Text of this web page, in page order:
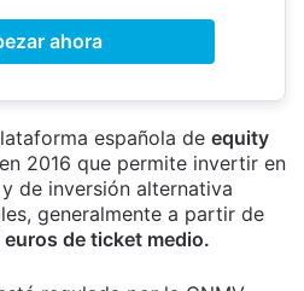
ahora
española de equity
2016 que permite invertir en
de inversión alternativa
generalmente a partir de
de ticket medio.